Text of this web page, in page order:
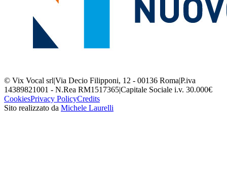
© Vix Vocal srl|Via Decio Filipponi, 12 - 00136 Roma|P.iva
14389821001 - N.Rea RM1517365|Capitale Sociale i.v. 30.000€
CookiesPrivacy PolicyCredits
Sito realizzato da Michele Laurelli